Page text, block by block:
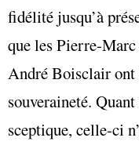
fidélité jusqu’à
que les Pierre-
André Boisclair ont
souveraineté.
sceptique, celle-ci